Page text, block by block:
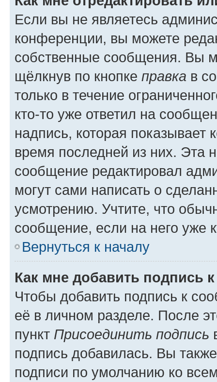
Если вы не являетесь
конференции, вы можете
собственные сообщения. Вы
щёлкнув по кнопке правка в
только в течение
кто-то уже ответил на
надпись, которая показывает
время последней из них. Эта
сообщение редактировал
могут сами написать о
усмотрению. Учтите, что
сообщение, если на него уже
Вернуться к началу
Как мне добавить подпись
Чтобы добавить подпись к
её в личном разделе. После
пункт Присоединить подпись
подпись добавилась. Вы
подписи по умолчанию ко